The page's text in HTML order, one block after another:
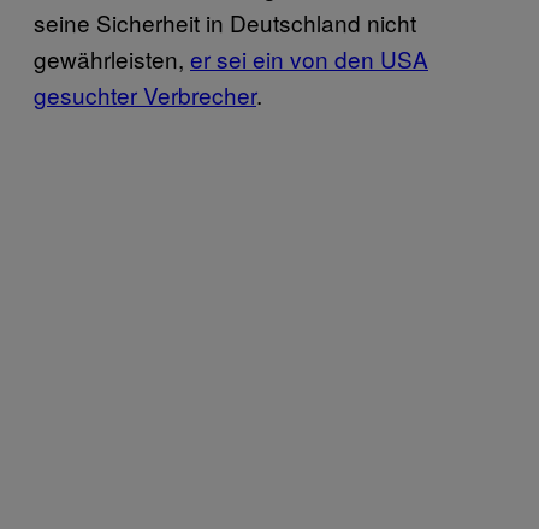
seine Sicherheit in Deutschland nicht
gewährleisten, er sei ein von den USA
gesuchter Verbrecher.